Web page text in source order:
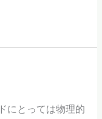
にとっては物理的